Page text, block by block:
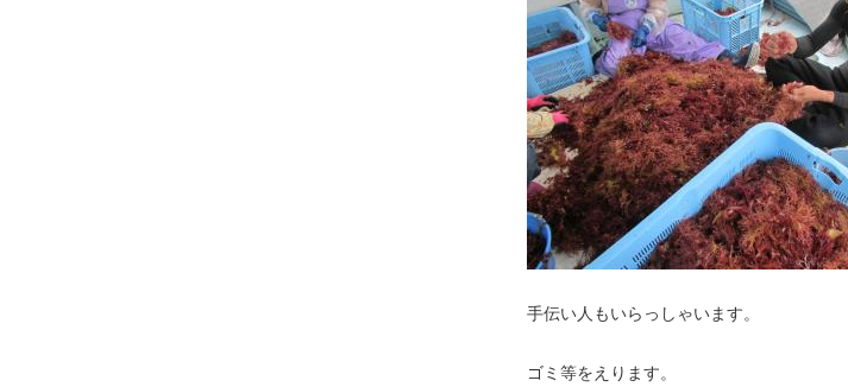
手伝い人もいらっしゃいます。
ゴミ等をえります。